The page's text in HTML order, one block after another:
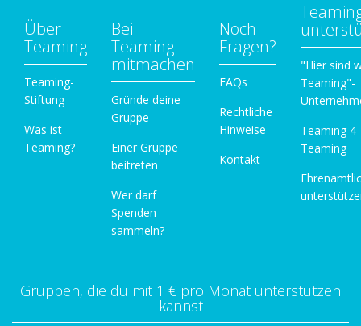
Über
Teaming
Teaming-
Stiftung
Was ist
Teaming?
Bei
Teaming
mitmachen
Gründe deine
Gruppe
Einer Gruppe
beitreten
Wer darf
Spenden
sammeln?
Noch
Fragen?
FAQs
Rechtliche
Hinweise
Kontakt
"Hier sind
Teaming"-
Teaming 4
Teaming
Gruppen, die du mit 1 € pro Monat unterstützen
kannst